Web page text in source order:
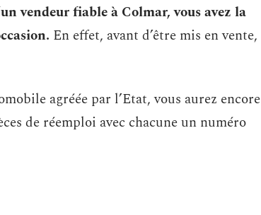
vendeur fiable à Colmar, vous avez la
En effet, avant d’être mis en vente,
agréée par l’Etat, vous aurez encore
de réemploi avec chacune un numéro